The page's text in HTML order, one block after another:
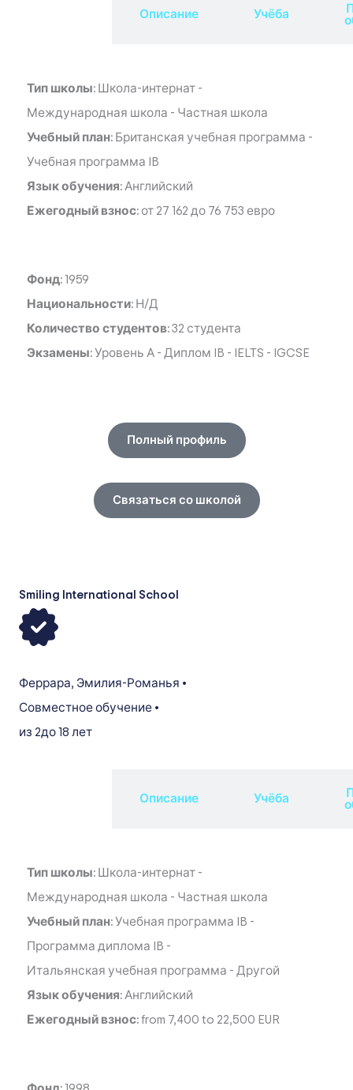
Описание Учёба
Тип школы: Школа-интернат -
Международная школа - Частная школа
Учебный план: Британская учебная программа -
Учебная программа IB
Язык обучения: Английский
Ежегодный взнос: от 27 162 до 76 753 евро
Фонд: 1959
Национальности: Н/Д
Количество студентов: 32 студента
Экзамены: Уровень А - Диплом IB - IELTS - IGCSE
Полный профиль
Связаться со школой
Smiling International School
Феррара, Эмилия-Романья •
Совместное обучение •
из 2до 18 лет
Описание Учёба
Тип школы: Школа-интернат -
Международная школа - Частная школа
Учебный план: Учебная программа IB -
Программа диплома IB -
Итальянская учебная программа - Другой
Язык обучения: Английский
Ежегодный взнос: from 7,400 to 22,500 EUR